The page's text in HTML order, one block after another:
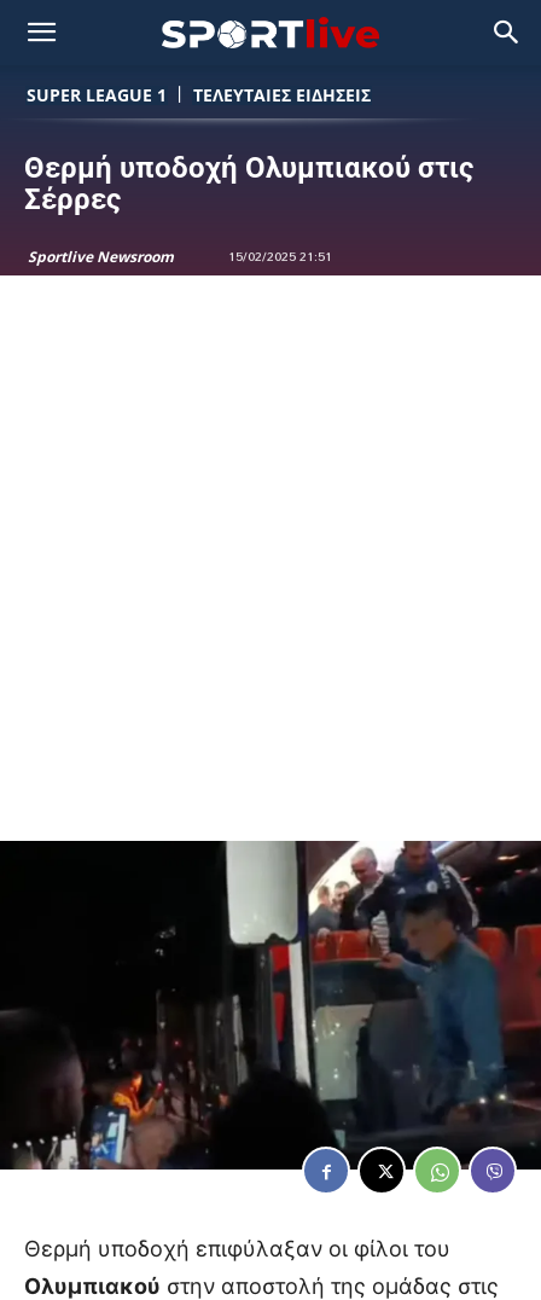
SUPER LEAGUE 1 ΤΕΛΕΥΤΑΙΕΣ ΕΙΔΗΣΕΙΣ
Θερμή υποδοχή Ολυμπιακού στις
Σέρρες
Sportlive Newsroom 15/02/2025 21:51
Θερμή υποδοχή επιφύλαξαν οι φίλοι του
Ολυμπιακού στην αποστολή της ομάδας στις